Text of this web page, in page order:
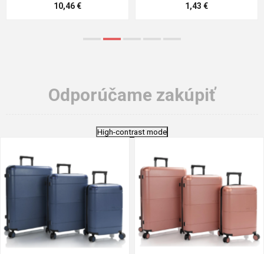
10,46 € 1,43 €
Odporúčame zakúpiť
High-contrast mode